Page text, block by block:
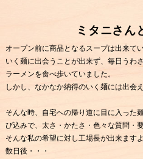
ミタニさん
オープン前に商品となるスープは出来て
いく麺に出会うことが出来ず、毎日うわ
ラーメンを食べ歩いていました。
しかし、なかなか納得のいく麺には出会
そんな時、自宅への帰り道に目に入った
び込みで、太さ・かたさ・色々な質問・
そんな私の希望に対し工場長が出来ますよ
数日後・・・